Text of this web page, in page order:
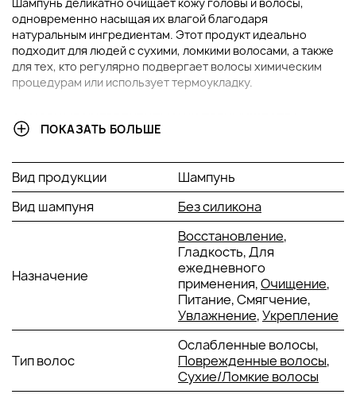
Шампунь деликатно очищает кожу головы и волосы,
одновременно насыщая их влагой благодаря
натуральным ингредиентам. Этот продукт идеально
подходит для людей с сухими, ломкими волосами, а также
для тех, кто регулярно подвергает волосы химическим
процедурам или использует термоукладку.
ОСНОВНЫЕ ИНГРЕДИЕНТЫ И ИХ ПРЕИМУЩЕСТВА
волосы, предотвращая их сухость. Этот ингредиент
богат жирными кислотами и витаминами, которые
укрепляют структуру волос и придают им блеск.
Масло ши:Обеспечивает глубокое питание,
защищает от пересушивания и восстанавливает
повреждённые волосы. Придаёт волосам мягкость и
шелковистость.
Натуральный антиоксидант,
который укрепляет волосы, делает их более
упругими и защищает от негативного воздействия
Персиковый экстракт: Обладает увлажняющим
действием, придаёт волосам здоровый блеск и
ПОКАЗАТЬ БОЛЬШЕ
Вид продукции
Шампунь
Вид шампуня
Без силикона
Назначение
Восстановление,
Гладкость, Для
ежедневного
применения,Очищение,
Питание, Смягчение,
Увлажнение,Укрепление
Тип волос
Ослабленные волосы,
Поврежденные волосы,
Сухие/Ломкие волосы